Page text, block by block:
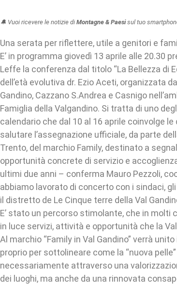
🔔 Vuoi ricevere le notizie di Montagne & Paesisul tuo
Una serata per riflettere, utile a genitori e
E’ in programma giovedì 13 aprile alle 20.30
Leffe la conferenza dal titolo “La Bellezza di
dell’età evolutiva dr. Ezio Aceti, organizzata
Gandino, Cazzano S.Andrea e Casnigo
Famiglia della Valgandino. Si tratta di uno
calendario che dal 10 al 16 aprile coinvolge
salutare l’assegnazione ufficiale, da parte
Trento, del marchio Family, destinato a
opportunità concrete di servizio e
ultimi due anni – conferma Mauro Pezzoli,
abbiamo lavorato di concerto con i sindaci,
il distretto de Le Cinque terre della Val
E’ stato un percorso stimolante, che in
in luce servizi, attività e opportunità che la
Al marchio “Family in Val Gandino” verrà
proprio per sottolineare come la “nuova
necessariamente attraverso una
dei luoghi, ma anche da una rinnovata